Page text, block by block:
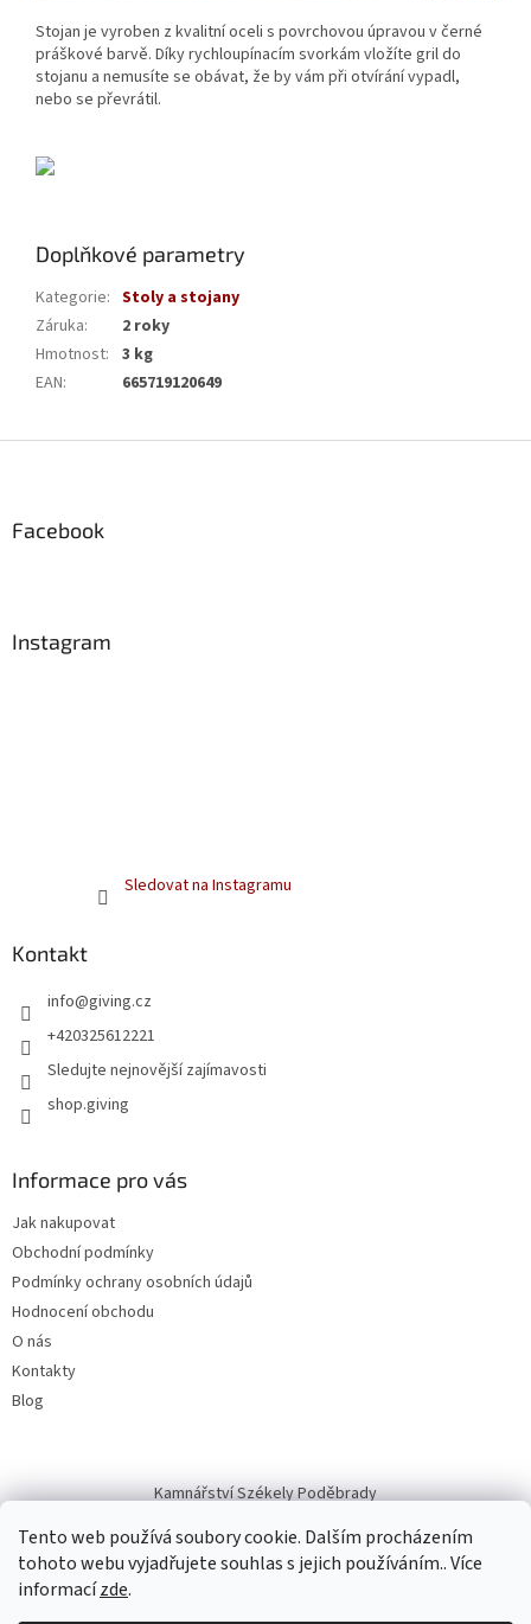
Tento web používá soubory cookie. Dalším procházením
tohoto webu vyjadřujete souhlas s jejich používáním.. Více
informacízde.
Stojan je vyroben z kvalitní oceli s povrchovou úpravou v černé
práškové barvě. Díky rychloupínacím svorkám vložíte gril do
stojanu a nemusíte se obávat, že by vám při otvírání vypadl,
nebo se převrátil.
Doplňkové parametry
Kategorie: Stoly a stojany
Záruka:
2 roky
Hmotnost: 3 kg
EAN: 665719120649
Facebook
Instagram
Sledovat na Instagramu
Kontakt
info@giving.cz
+420325612221
Sledujte nejnovější zajímavosti
shop.giving
Informace pro vás
Jak nakupovat
Obchodní podmínky
Podmínky ochrany osobních údajů
Hodnocení obchodu
O nás
Kontakty
Blog
Kamnářství Székely Poděbrady